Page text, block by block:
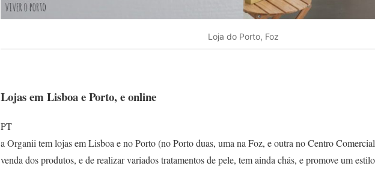
Loja do Porto, Foz
Lojas em Lisboa e Porto, e online
PT
a Organii tem lojas em Lisboa e no Porto (no Porto duas, uma na Foz, e outra no Centro
venda dos produtos, e de realizar variados tratamentos de pele, tem ainda chás, e promove um